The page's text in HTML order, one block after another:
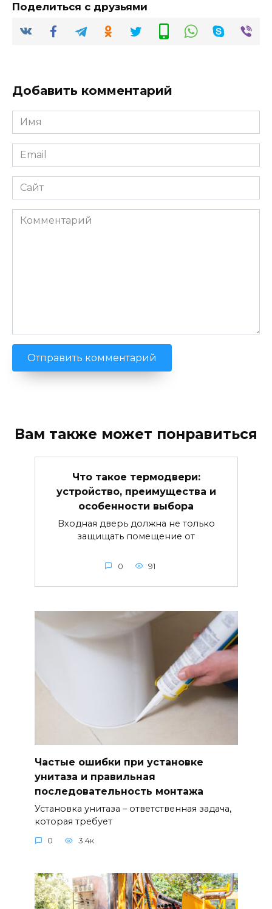
Поделиться с друзьями
Добавить комментарий
Имя
*
Email
*
Сайт
Комментарий
Вам также может понравиться
Что такое термодвери:
устройство, преимущества и
особенности выбора
Входная дверь должна не только
защищать помещение от
0 91
Частые ошибки при установке
унитаза и правильная
последовательность монтажа
Установка унитаза – ответственная задача,
которая требует
0 3.4к.